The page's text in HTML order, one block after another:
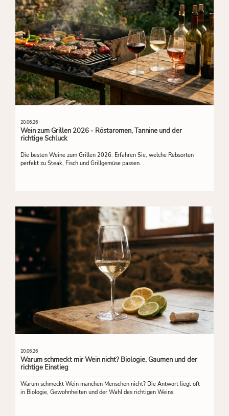
20.06.26
Wein zum Grillen 2026 - Röstaromen, Tannine und der
richtige Schluck
Die besten Weine zum Grillen 2026: Erfahren Sie, welche Rebsorten
perfekt zu Steak, Fisch und Grillgemüse passen.
20.06.26
Warum schmeckt mir Wein nicht? Biologie, Gaumen und der
richtige Einstieg
Warum schmeckt Wein manchen Menschen nicht? Die Antwort liegt oft
in Biologie, Gewohnheiten und der Wahl des richtigen Weins.